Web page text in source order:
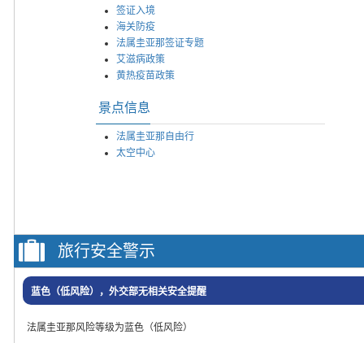
签证入境
海关防疫
法属圭亚那签证专题
艾滋病政策
黄热疫苗政策
景点信息
法属圭亚那自由行
太空中心
旅行安全警示
蓝色（低风险），外交部无相关安全提醒
法属圭亚那风险等级为蓝色（低风险）